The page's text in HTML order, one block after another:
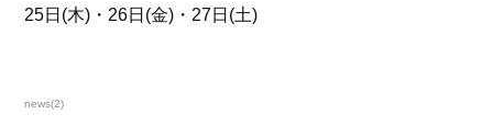
25日(木)・26日(金)・27日(土)
news(2)